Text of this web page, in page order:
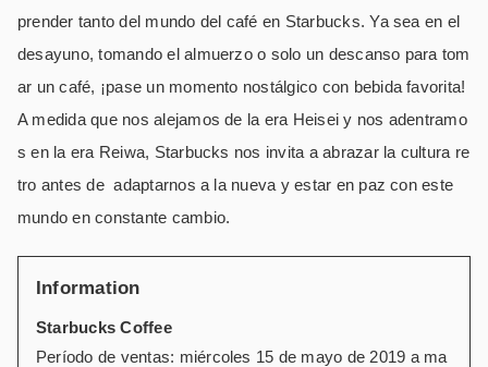
prender tanto del mundo del café en Starbucks. Ya sea en el
desayuno, tomando el almuerzo o solo un descanso para tom
ar un café, ¡pase un momento nostálgico con bebida favorita!
A medida que nos alejamos de la era Heisei y nos adentramo
s en la era Reiwa, Starbucks nos invita a abrazar la cultura re
tro antes de adaptarnos a la nueva y estar en paz con este
mundo en constante cambio.
Information
Starbucks Coffee
Período de ventas: miércoles 15 de mayo de 2019 a ma